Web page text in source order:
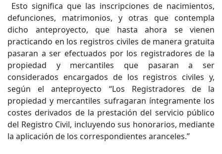
Esto significa que las inscripciones de nacimientos,
defunciones, matrimonios, y otras que contempla
dicho anteproyecto, que hasta ahora se vienen
practicando en los registros civiles de manera gratuita
pasaran a ser efectuados por los registradores de la
propiedad y mercantiles que pasaran a ser
considerados encargados de los registros civiles y,
según el anteproyecto “Los Registradores de la
propiedad y mercantiles sufragaran íntegramente los
costes derivados de la prestación del servicio público
del Registro Civil, incluyendo sus honorarios, mediante
la aplicación de los correspondientes aranceles.”